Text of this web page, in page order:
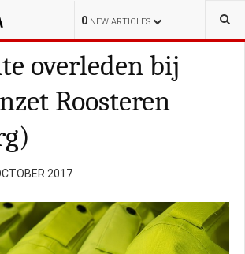
0 NEW ARTICLES
POLITIE
overleden bij
Roosteren
2017